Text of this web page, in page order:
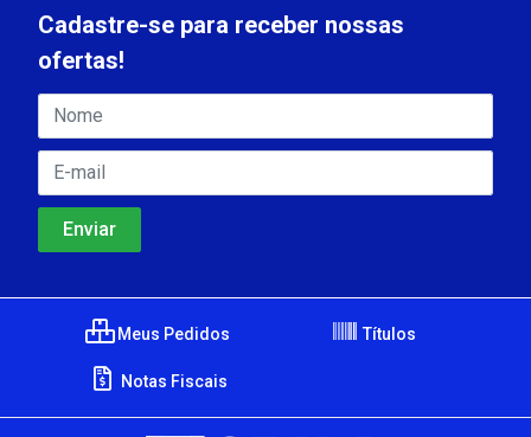
Cadastre-se para receber nossas
ofertas!
Meus Pedidos Títulos
Notas Fiscais